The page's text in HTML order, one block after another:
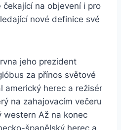
na objevení i pro
nové definice své
jeho prezident
za přínos světové
americký herec a režisér
na zahajovacím večeru
western Až na konec